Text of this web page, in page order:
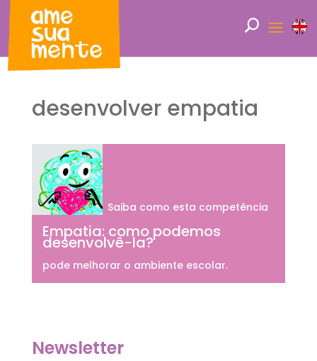
desenvolver empatia
Empatia: como podemos
desenvolvê-la?
Saiba como esta competência
pode melhorar o ambiente escolar.
Newsletter